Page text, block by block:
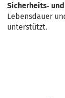
Sicherheits‑
Lebensdauer
unterstützt.